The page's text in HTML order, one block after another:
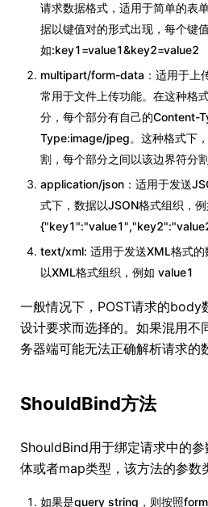
请求数据格式，适用于简单的表
据以键值对的形式出现，每个键
如:key1=value1&key2=value2
multipart/form-data：适用于上
常用于文件上传功能。在这种格
分，每个部分有自己的Content-
Type:image/jpeg。这种格式下
割，每个部分之间以该边界符分
application/json：适用于发送
式下，数据以JSON格式组织，例
text/xml: 适用于发送XML格式的
以XML格式组织，例如 value1
一般情况下，POST请求的body
设计要求而选择的。如果混用不
务器端可能无法正确解析请求的
ShouldBind方法
ShouldBind用于绑定请求中的
体或者map类型，该方法的参数
如果是query string，则按照